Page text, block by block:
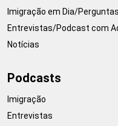
Imigração em Dia/
Entrevistas/Podcast com
Notícias
Podcasts
Imigração
Entrevistas